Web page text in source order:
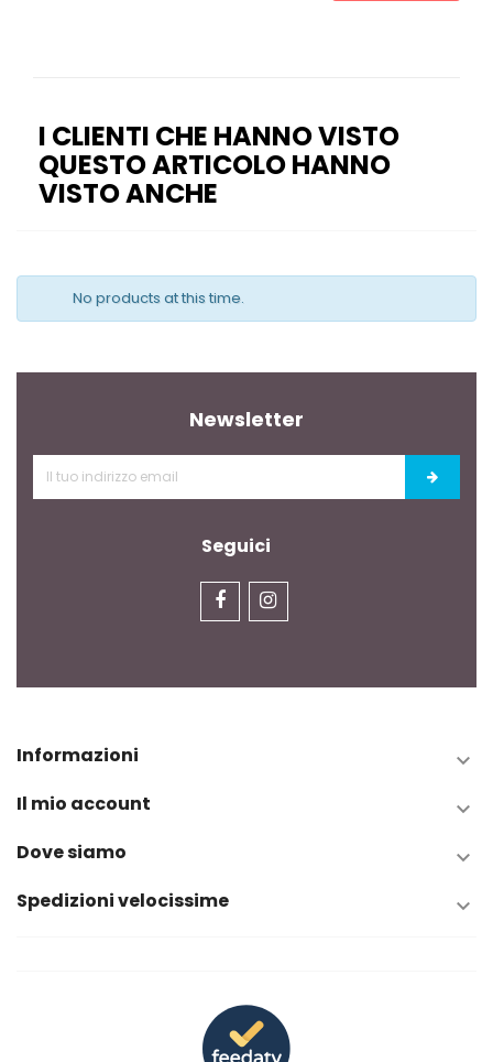
I CLIENTI CHE HANNO VISTO
QUESTO ARTICOLO HANNO
VISTO ANCHE
No products at this time.
Newsletter
Seguici
Informazioni 
Il mio account 
Dove siamo 
Spedizioni velocissime 